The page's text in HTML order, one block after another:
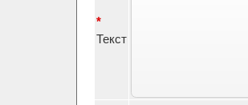
*
Текст